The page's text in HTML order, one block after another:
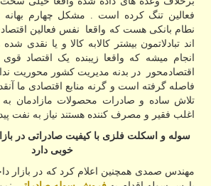
فعالین تنگ کرده است . مشکل چهارم بهانه
نطام بانکی هست که واقعا نفس فعالین
اند تبادلاتمون بیشتر کالابه کالا و یا نقدی
انجام میشه که واقعا زیبنده یک اقتصاد
اقتصادمحور در بدنه مدیریت کشور محوریت
فاصله گرفته است و گرنه منابع اقتصادی ما
تلاش ساده و صادرات محصولات مازادمان
اغلب فقیر و مصرف کننده هستند نیاز به نفت
سوله و اسکلت فلزی با کیفیت صادراتی در
خوبی دارد
مهندس صمدی همچنین اعلام کرد که در بازار